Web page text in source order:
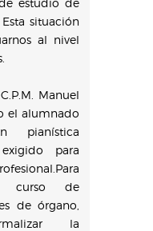
situación
al nivel
Manuel
el alumnado
pianística
para
curso de
de órgano,
la